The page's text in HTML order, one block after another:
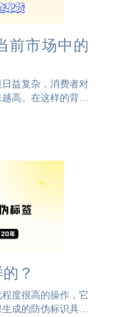
前市场中的
益复杂，消费者对
高。在这样的背景
可替代的重要性。
？
度很高的操作，它
成的防伪标识具有